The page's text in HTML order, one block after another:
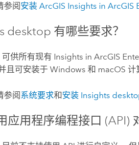
参阅安装ArcGIS Insights in ArcGIS
desktop 有哪些要求？
可供所有现有 Insights in ArcGIS
且可安装于Windows 和 macOS 计
参阅系统要求和安装 Insights
应用程序编程接口 (API)